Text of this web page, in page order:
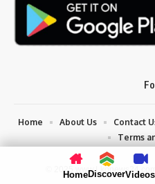
© 2025
Home About Us Contact
Terms
HomeDiscoverVideos